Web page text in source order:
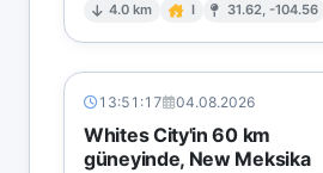
4.0 km I 31.62, -104.56
13:51:17 04.08.2026
Whites City'in 60 km
güneyinde, New Meksika